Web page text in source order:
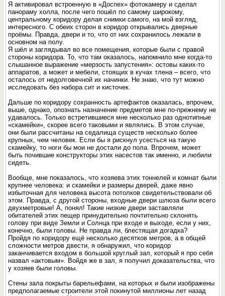
Я активировал встроенную в «Доспех» фотокамеру и сделал
панораму холла, после чего пошёл по самому широкому,
центральному коридору делая снимки самого, на мой взгляд,
интересного. С обеих сторон в коридор открывались дверные
проёмы. Правда, двери и то, что от них сохранилось лежали в
основном на полу.
Я шёл и заглядывал во все помещения, которые были с правой
стороны коридора. То, что там оказалось, напомнило мне когда-то
слышанное выражение «мерзость запустения»: остовы каких-то
аппаратов, а может и мебели, стоящих в кучах тлена – всего, что
осталось от недолговечной их начинки. Не знаю, что тут можно
исследовать без набора сит и кисточек.
Дальше по коридору сохранность артефактов оказалась, впрочем,
выше, однако, опознать назначение предметов мне по-прежнему не
удавалось. Только встретившиеся мне несколько раз однотипные
«скамейки», скорее всего таковыми и являлись. В этом случае,
они были рассчитаны на седалища существ несколько более
крупных, чем человек. Если бы я рискнул усесться на такую
скамейку, то ноги бы мои не достали до пола. Впрочем, может
быть почившие конструкторы этих насестов так именно, и любили
сидеть.
Вообще, мне показалось, что хозяева этих тоннелей и комнат были
крупнее человека: и скамейки и размеры дверей, даже явно
избыточная для человека высота потолков свидетельствовали об
этом. Правда, с другой стороны, входные двери шлюза были всего
двухметровые! А, понял! Такие низкие двери заставляли
обитателей этих пещер принудительно почтительно склонять
голову при виде Земли и Солнца при входе и выходе, если у них,
конечно, были головы. Не правда ли, блестящая догадка?
Пройдя по коридору ещё несколько десятков метров, а в общей
сложности метров двести, я обнаружил, что коридор
заканчивается входом в большой круглый зал, который я про себя
назвал «актовым». Войдя же в зал, я получил доказательства, что
у хозяев были головы.
Стены зала покрыты барельефами, на которых и были изображены
предполагаемые строители этой покинутой миллионы лет назад